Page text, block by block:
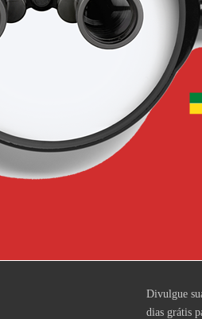
Divulgue
dias grátis